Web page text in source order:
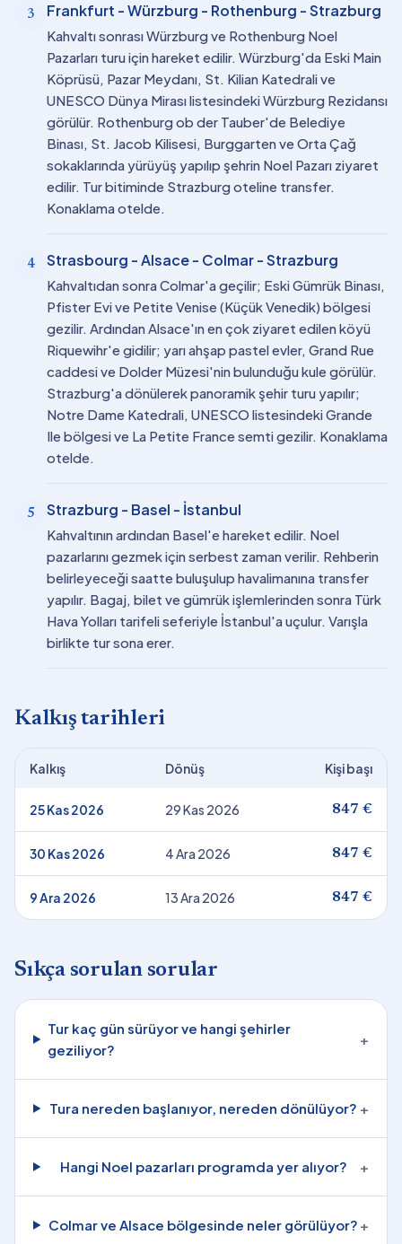
3 Frankfurt - Würzburg - Rothenburg - Strazburg
Kahvaltı sonrası Würzburg ve Rothenburg Noel
Pazarları turu için hareket edilir. Würzburg'da Eski Main
Köprüsü, Pazar Meydanı, St. Kilian Katedrali ve
UNESCO Dünya Mirası listesindeki Würzburg Rezidansı
görülür. Rothenburg ob der Tauber'de Belediye
Binası, St. Jacob Kilisesi, Burggarten ve Orta Çağ
sokaklarında yürüyüş yapılıp şehrin Noel Pazarı ziyaret
edilir. Tur bitiminde Strazburg oteline transfer.
Konaklama otelde.
4 Strasbourg - Alsace - Colmar - Strazburg
Kahvaltıdan sonra Colmar'a geçilir; Eski Gümrük Binası,
Pfister Evi ve Petite Venise (Küçük Venedik) bölgesi
gezilir. Ardından Alsace'ın en çok ziyaret edilen köyü
Riquewihr'e gidilir; yarı ahşap pastel evler, Grand Rue
caddesi ve Dolder Müzesi'nin bulunduğu kule görülür.
Strazburg'a dönülerek panoramik şehir turu yapılır;
Notre Dame Katedrali, UNESCO listesindeki Grande
Ile bölgesi ve La Petite France semti gezilir. Konaklama
otelde.
5 Strazburg - Basel - İstanbul
Kahvaltının ardından Basel'e hareket edilir. Noel
pazarlarını gezmek için serbest zaman verilir. Rehberin
belirleyeceği saatte buluşulup havalimanına transfer
yapılır. Bagaj, bilet ve gümrük işlemlerinden sonra Türk
Hava Yolları tarifeli seferiyle İstanbul'a uçulur. Varışla
birlikte tur sona erer.
Kalkış tarihleri
Kalkış Dönüş Kişi başı
25 Kas 2026 29 Kas 2026 847 €
30 Kas 2026 4 Ara 2026 847 €
9 Ara 2026 13 Ara 2026 847 €
Sıkça sorulan sorular
Tur kaç gün sürüyor ve hangi şehirler
geziliyor?
+
Tura nereden başlanıyor, nereden dönülüyor? +
Hangi Noel pazarları programda yer alıyor? +
Colmar ve Alsace bölgesinde neler görülüyor? +